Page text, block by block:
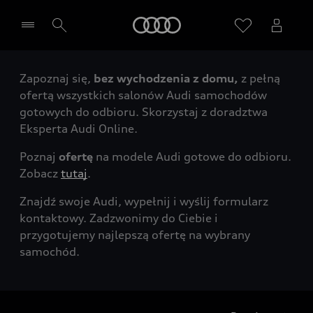
Wybierz Twojego Partnera Audi
Zapoznaj się, bez wychodzenia z domu, z pełną
ofertą wszystkich salonów Audi samochodów
gotowych do odbioru. Skorzystaj z doradztwa
Eksperta Audi Online.
Poznaj ofertę na modele Audi gotowe do odbioru.
Zobacz tutaj.
Znajdź swoje Audi, wypełnij i wyślij formularz
kontaktowy. Zadzwonimy do Ciebie i
przygotujemy najlepszą ofertę na wybrany
samochód.